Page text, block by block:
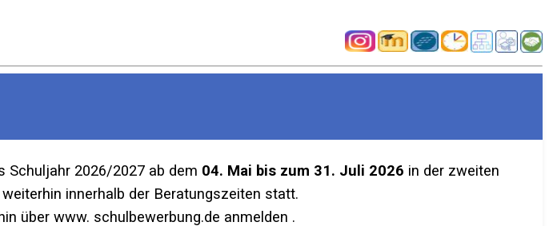
Schuljahr 2026/2027 ab dem 04. Mai bis zum 31. Juli 2026 in der zweiten
innerhalb der Beratungszeiten statt.
über www. schulbewerbung.de anmelden .